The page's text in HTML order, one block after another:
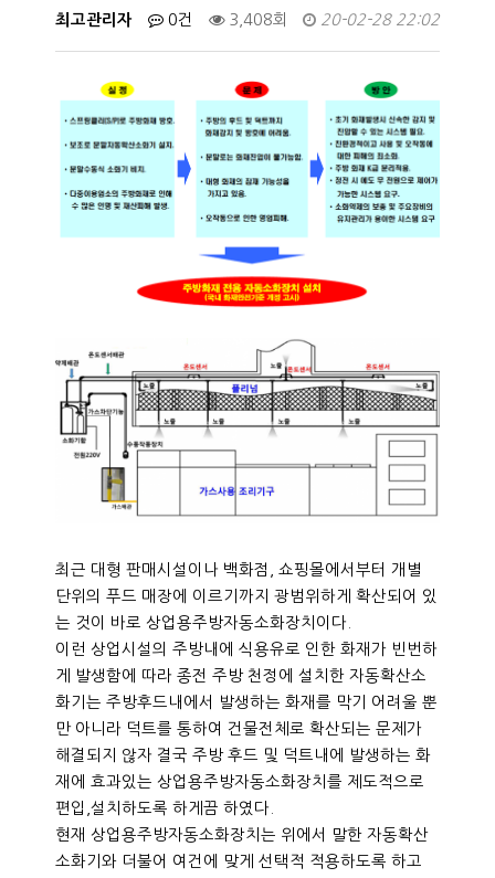
최고관리자 0건 3,408회 20-02-28 22:02
최근 대형 판매시설이나 백화점, 쇼핑몰에서부터 개별
단위의 푸드 매장에 이르기까지 광범위하게 확산되어 있
는 것이 바로 상업용주방자동소화장치이다.
이런 상업시설의 주방내에 식용유로 인한 화재가 빈번하
게 발생함에 따라 종전 주방 천정에 설치한 자동확산소
화기는 주방후드내에서 발생하는 화재를 막기 어려울 뿐
만 아니라 덕트를 통하여 건물전체로 확산되는 문제가
해결되지 않자 결국 주방 후드 및 덕트내에 발생하는 화
재에 효과있는 상업용주방자동소화장치를 제도적으로
편입,설치하도록 하게끔 하였다.
현재 상업용주방자동소화장치는 위에서 말한 자동확산
소화기와 더불어 여건에 맞게 선택적 적용하도록 하고